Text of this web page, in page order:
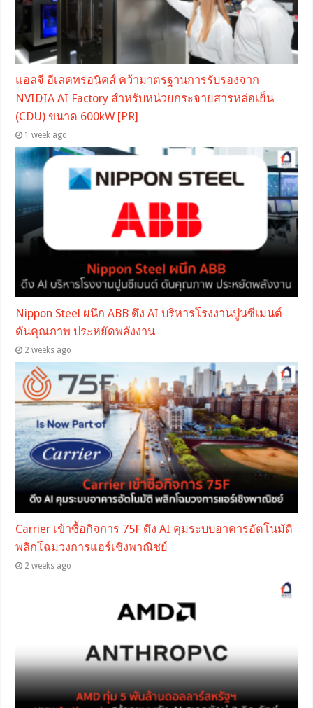
แอลจี อีเลคทรอนิคส์ คว้ามาตรฐานการรับรองจาก
NVIDIA AI Factory สำหรับหน่วยกระจายสารหล่อเย็น
(CDU) ขนาด 600kW [PR]
1 week ago
Nippon Steel ผนึก ABB ดึง AI บริหารโรงงานปูนซีเมนต์
ดันคุณภาพ ประหยัดพลังงาน
2 weeks ago
Carrier เข้าซื้อกิจการ 75F ดึง AI คุมระบบอาคารอัตโนมัติ
พลิกโฉมวงการแอร์เชิงพาณิชย์
2 weeks ago